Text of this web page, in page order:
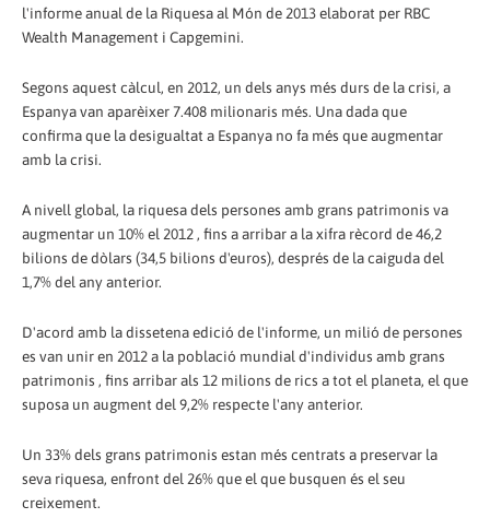
l'informe anual de la Riquesa al Món de 2013 elaborat per RBC
Wealth Management i Capgemini.
Segons aquest càlcul, en 2012, un dels anys més durs de la crisi, a
Espanya van aparèixer 7.408 milionaris més. Una dada que
confirma que la desigualtat a Espanya no fa més que augmentar
amb la crisi.
A nivell global, la riquesa dels persones amb grans patrimonis va
augmentar un 10% el 2012 , fins a arribar a la xifra rècord de 46,2
bilions de dòlars (34,5 bilions d'euros), després de la caiguda del
1,7% del any anterior.
D'acord amb la dissetena edició de l'informe, un milió de persones
es van unir en 2012 a la població mundial d'individus amb grans
patrimonis , fins arribar als 12 milions de rics a tot el planeta, el que
suposa un augment del 9,2% respecte l'any anterior.
Un 33% dels grans patrimonis estan més centrats a preservar la
seva riquesa, enfront del 26% que el que busquen és el seu
creixement.